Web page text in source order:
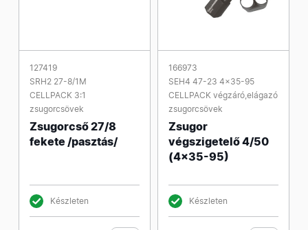
127419
SRH2 27-8/1M
CELLPACK 3:1
zsugorcsövek
Zsugorcső 27/8
fekete /pasztás/
Készleten
166973
SEH4 47-23 4x35-95
CELLPACK végzáró,elágazó
zsugorcsövek
Zsugor
végszigetelő 4/50
(4x35-95)
Készleten